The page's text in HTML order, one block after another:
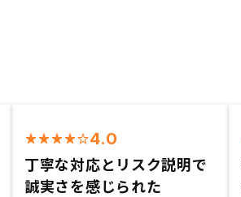
4.0
丁寧な対応とリスク説明で
誠実さを感じられた